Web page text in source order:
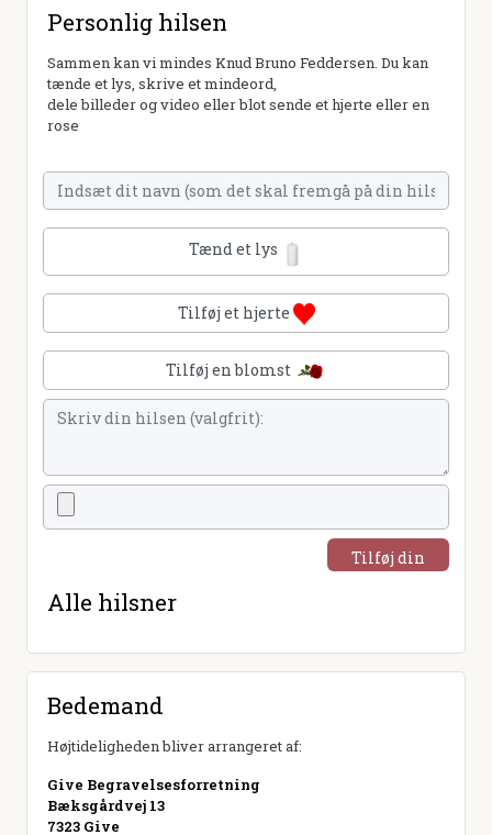
Personlig hilsen
Sammen kan vi mindes Knud Bruno Feddersen. Du kan
tænde et lys, skrive et mindeord,
dele billeder og video eller blot sende et hjerte eller en
rose
Tænd et lys
Tilføj et hjerte
Tilføj en blomst
Tilføj din
Alle hilsner
Bedemand
Højtideligheden bliver arrangeret af:
Give Begravelsesforretning
Bæksgårdvej 13
7323 Give